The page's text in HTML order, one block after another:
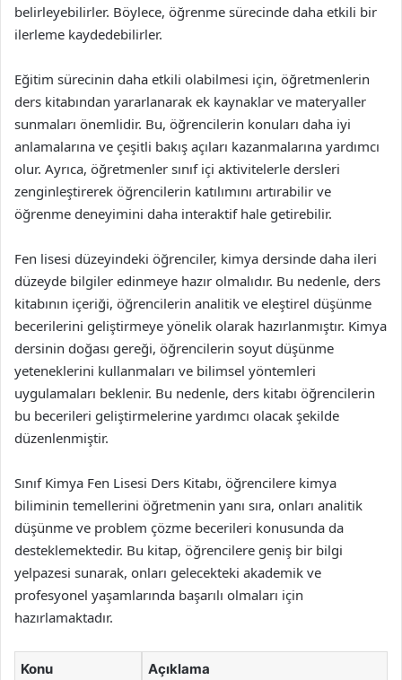
belirleyebilirler. Böylece, öğrenme sürecinde daha etkili bir
ilerleme kaydedebilirler.
Eğitim sürecinin daha etkili olabilmesi için, öğretmenlerin
ders kitabından yararlanarak ek kaynaklar ve materyaller
sunmaları önemlidir. Bu, öğrencilerin konuları daha iyi
anlamalarına ve çeşitli bakış açıları kazanmalarına yardımcı
olur. Ayrıca, öğretmenler sınıf içi aktivitelerle dersleri
zenginleştirerek öğrencilerin katılımını artırabilir ve
öğrenme deneyimini daha interaktif hale getirebilir.
Fen lisesi düzeyindeki öğrenciler, kimya dersinde daha ileri
düzeyde bilgiler edinmeye hazır olmalıdır. Bu nedenle, ders
kitabının içeriği, öğrencilerin analitik ve eleştirel düşünme
becerilerini geliştirmeye yönelik olarak hazırlanmıştır. Kimya
dersinin doğası gereği, öğrencilerin soyut düşünme
yeteneklerini kullanmaları ve bilimsel yöntemleri
uygulamaları beklenir. Bu nedenle, ders kitabı öğrencilerin
bu becerileri geliştirmelerine yardımcı olacak şekilde
düzenlenmiştir.
Sınıf Kimya Fen Lisesi Ders Kitabı, öğrencilere kimya
biliminin temellerini öğretmenin yanı sıra, onları analitik
düşünme ve problem çözme becerileri konusunda da
desteklemektedir. Bu kitap, öğrencilere geniş bir bilgi
yelpazesi sunarak, onları gelecekteki akademik ve
profesyonel yaşamlarında başarılı olmaları için
hazırlamaktadır.
Konu Açıklama